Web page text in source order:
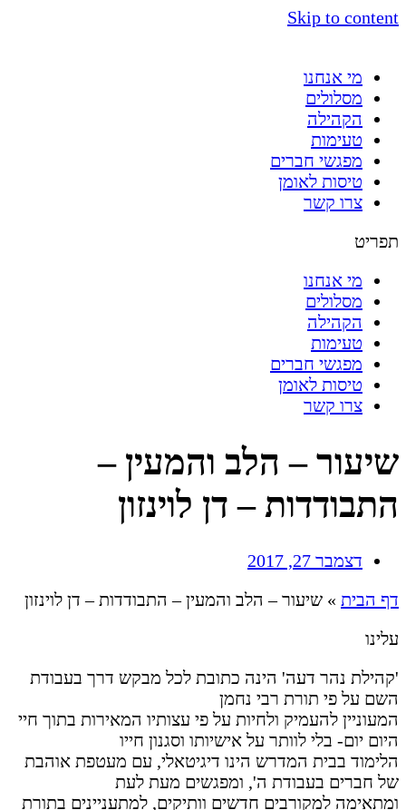
Skip to content
מי אנחנו
מסלולים
הקהילה
טעימות
מפגשי חברים
טיסות לאומן
צרו קשר
תפריט
מי אנחנו
מסלולים
הקהילה
טעימות
מפגשי חברים
טיסות לאומן
צרו קשר
שיעור – הלב והמעין –
התבודדות – דן לוינזון
דצמבר 27, 2017
דף הבית » שיעור – הלב והמעין – התבודדות – דן לוינזון
עלינו
'קהילת נהר דעה' הינה כתובת לכל מבקש דרך בעבודת
השם על פי תורת רבי נחמן
המעוניין להעמיק ולחיות על פי עצותיו המאירות בתוך חיי
היום יום- בלי לוותר על אישיותו וסגנון חייו
הלימוד בבית המדרש הינו דיגיטאלי, עם מעטפת אוהבת
של חברים בעבודת ה', ומפגשים מעת לעת
ומתאימה למקורבים חדשים וותיקים, למתעניינים בתורת